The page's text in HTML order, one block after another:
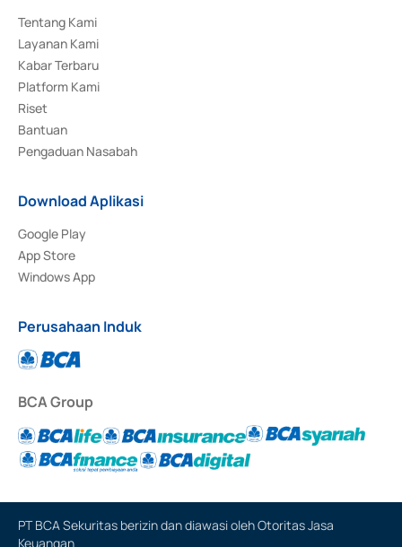
Tentang Kami
Layanan Kami
Kabar Terbaru
Platform Kami
Riset
Bantuan
Pengaduan Nasabah
Download Aplikasi
Google Play
App Store
Windows App
Perusahaan Induk
BCA Group
PT BCA Sekuritas berizin dan diawasi oleh Otoritas Jasa
Keuangan